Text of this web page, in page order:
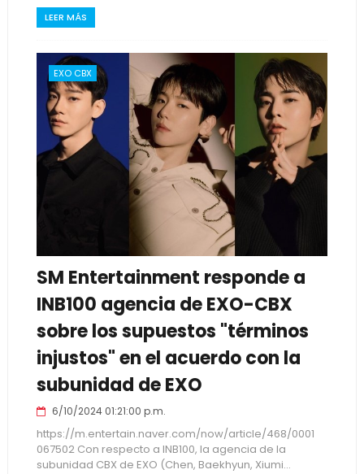
LEER MÁS
EXO CBX
SM Entertainment responde a
INB100 agencia de EXO-CBX
sobre los supuestos "términos
injustos" en el acuerdo con la
subunidad de EXO
6/10/2024 01:21:00 p.m.
https://m.entertain.naver.com/now/article/468/0001
067502 Con respecto a INB100, la agencia de la
subunidad CBX de EXO (Chen, Baekhyun, Xiumi...